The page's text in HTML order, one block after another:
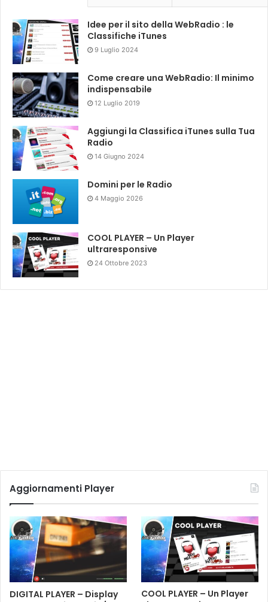
Idee per il sito della WebRadio : le
Classifiche iTunes
9 Luglio 2024
Come creare una WebRadio: Il minimo
indispensabile
12 Luglio 2019
Aggiungi la Classifica iTunes sulla Tua
Radio
14 Giugno 2024
Domini per le Radio
4 Maggio 2026
COOL PLAYER – Un Player
ultraresponsive
24 Ottobre 2023
Aggiornamenti Player
DIGITAL PLAYER – Display
COOL PLAYER – Un Player